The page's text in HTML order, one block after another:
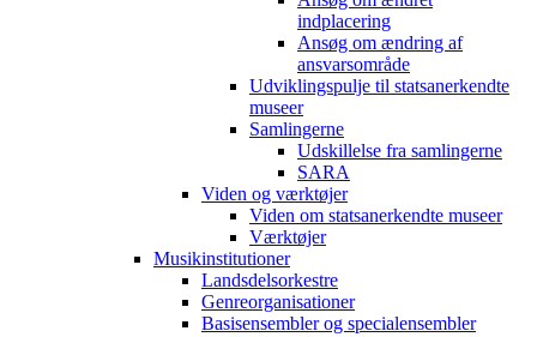
indplacering
Ansøg om ændring af
ansvarsområde
Udviklingspulje til statsanerkendte
museer
Samlingerne
Udskillelse fra samlingerne
SARA
Viden og værktøjer
Viden om statsanerkendte museer
Værktøjer
Musikinstitutioner
Landsdelsorkestre
Genreorganisationer
Basisensembler og specialensembler